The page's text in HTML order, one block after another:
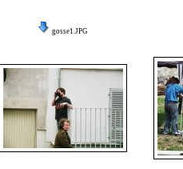
gosse1.JPG